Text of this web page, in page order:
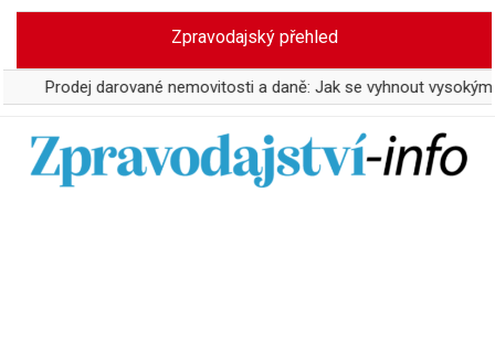
Skip
content
Zpravodajský přehled
darované nemovitosti a daně: Jak se vyhnout vysokým odvodům